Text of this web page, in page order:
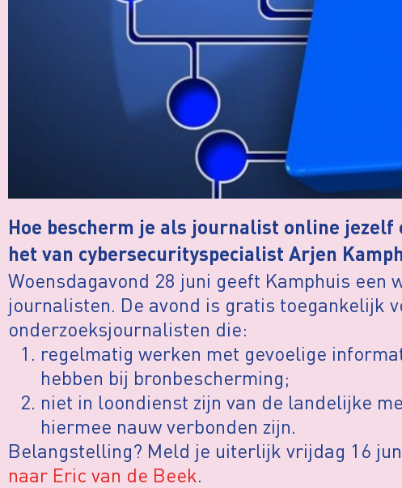
Hoe bescherm je als journalist online jezelf
het van cybersecurityspecialist Arjen
Woensdagavond 28 juni geeft Kamphuis een
journalisten. De avond is gratis toegankelijk
onderzoeksjournalisten die:
regelmatig werken met gevoelige
hebben bij bronbescherming;
niet in loondienst zijn van de landelijke
hiermee nauw verbonden zijn.
Belangstelling? Meld je uiterlijk vrijdag 16
naar Eric van de Beek.